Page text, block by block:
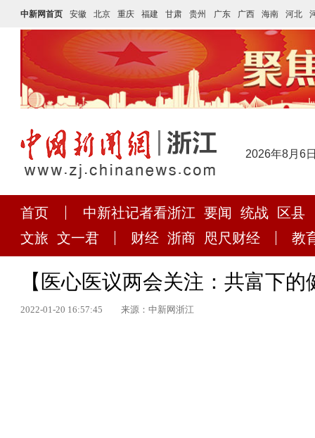
中新网首页 安徽 北京 重庆 福建 甘肃 贵州 广东 广西 海南 河北
2026年8月6
首页 中新社记者看浙江 要闻 统战
区县
文旅 文一君 财经 浙商 咫尺财经 教
【医心医议两会关注：共富下的
2022-01-20 16:57:45 来源：中新网浙江